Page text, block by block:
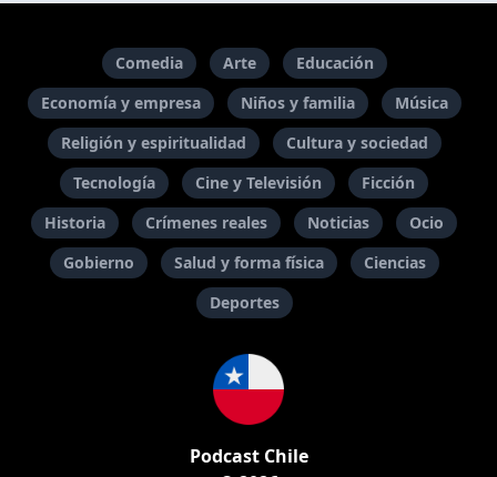
Comedia Arte
Educación
Economía y empresa
Niños y familia
Música
Religión y espiritualidad
Cultura y sociedad
Tecnología
Cine y Televisión
Ficción
Historia
Crímenes reales Noticias
Ocio
Gobierno
Salud y forma física
Ciencias
Deportes
Podcast Chile